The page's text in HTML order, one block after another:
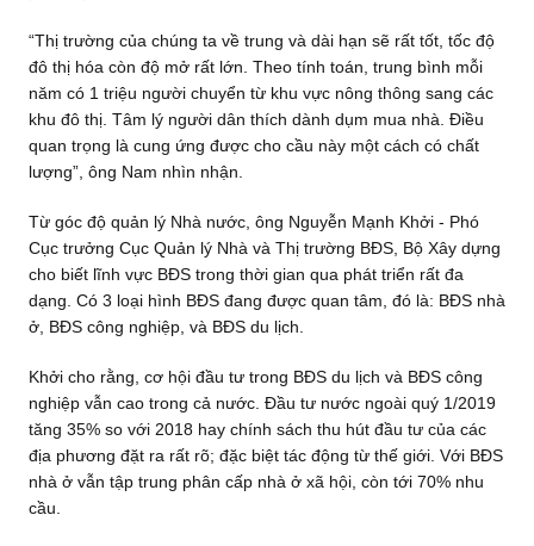
“Thị trường của chúng ta về trung và dài hạn sẽ rất tốt, tốc độ
đô thị hóa còn độ mở rất lớn. Theo tính toán, trung bình mỗi
năm có 1 triệu người chuyển từ khu vực nông thông sang các
khu đô thị. Tâm lý người dân thích dành dụm mua nhà. Điều
quan trọng là cung ứng được cho cầu này một cách có chất
lượng”, ông Nam nhìn nhận.
Từ góc độ quản lý Nhà nước, ông Nguyễn Mạnh Khởi - Phó
Cục trưởng Cục Quản lý Nhà và Thị trường BĐS, Bộ Xây dựng
cho biết lĩnh vực BĐS trong thời gian qua phát triển rất đa
dạng. Có 3 loại hình BĐS đang được quan tâm, đó là: BĐS nhà
ở, BĐS công nghiệp, và BĐS du lịch.
Khởi cho rằng, cơ hội đầu tư trong BĐS du lịch và BĐS công
nghiệp vẫn cao trong cả nước. Đầu tư nước ngoài quý 1/2019
tăng 35% so với 2018 hay chính sách thu hút đầu tư của các
địa phương đặt ra rất rõ; đặc biệt tác động từ thế giới. Với BĐS
nhà ở vẫn tập trung phân cấp nhà ở xã hội, còn tới 70% nhu
cầu.